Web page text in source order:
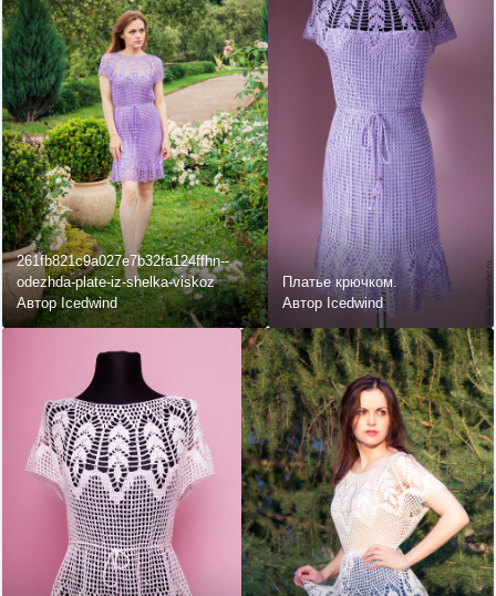
261fb821c9a027e7b32fa124ffhn--
odezhda-plate-iz-shelka-viskoz
Автор Icedwind
Платье крючком.
Автор Icedwind